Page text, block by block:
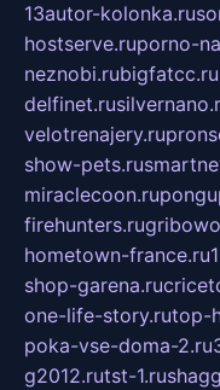
13autor-kolonka.ru
hostserve.ruporno-
neznobi.rubigfatcc.ru
delfinet.ru
velotrenajery.ru
show-pets.ru
miraclecoon.ru
firehunters.ru
hometown-france.ru
shop-garena.ru
one-life-story.rutop-
poka-vse-doma-2.ru
g2012.rutst-1.ru